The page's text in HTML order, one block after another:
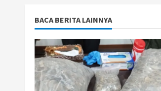
BACA BERITA LAINNYA